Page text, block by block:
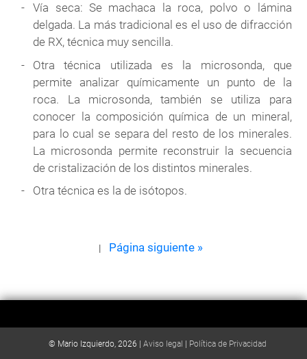
Vía seca: Se machaca la roca, polvo o lámina
delgada. La más tradicional es el uso de difracción
de RX, técnica muy sencilla.
Otra técnica utilizada es la microsonda, que
permite analizar químicamente un punto de la
roca. La microsonda, también se utiliza para
conocer la composición química de un mineral,
para lo cual se separa del resto de los minerales.
La microsonda permite reconstruir la secuencia
de cristalización de los distintos minerales.
Otra técnica es la de isótopos.
| Página siguiente »
© Mario Izquierdo, 2026 | Aviso legal | Política de Privacidad